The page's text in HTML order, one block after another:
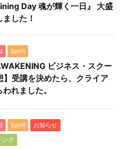
Day 魂が輝く一日』 大盛
した！
Spirit
ビジネス・スクー
受講を決めたら、クライア
れました。
Spirit
お知らせ
ング